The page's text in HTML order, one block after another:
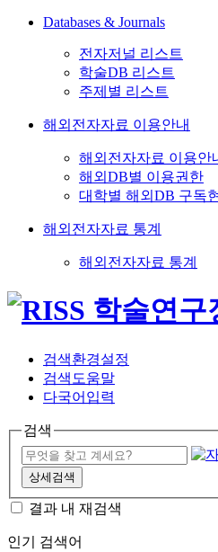
Databases & Journals
전자저널 리스트
학술DB 리스트
주제별 리스트
해외전자자료 이용안내
해외전자자료 이용안
해외DB별 이용권한
대학별 해외DB 구독
해외전자자료 통계
해외전자자료 통계
검색환경설정
검색도움말
다국어입력
검색
상세검색
결과 내 재검색
인기 검색어